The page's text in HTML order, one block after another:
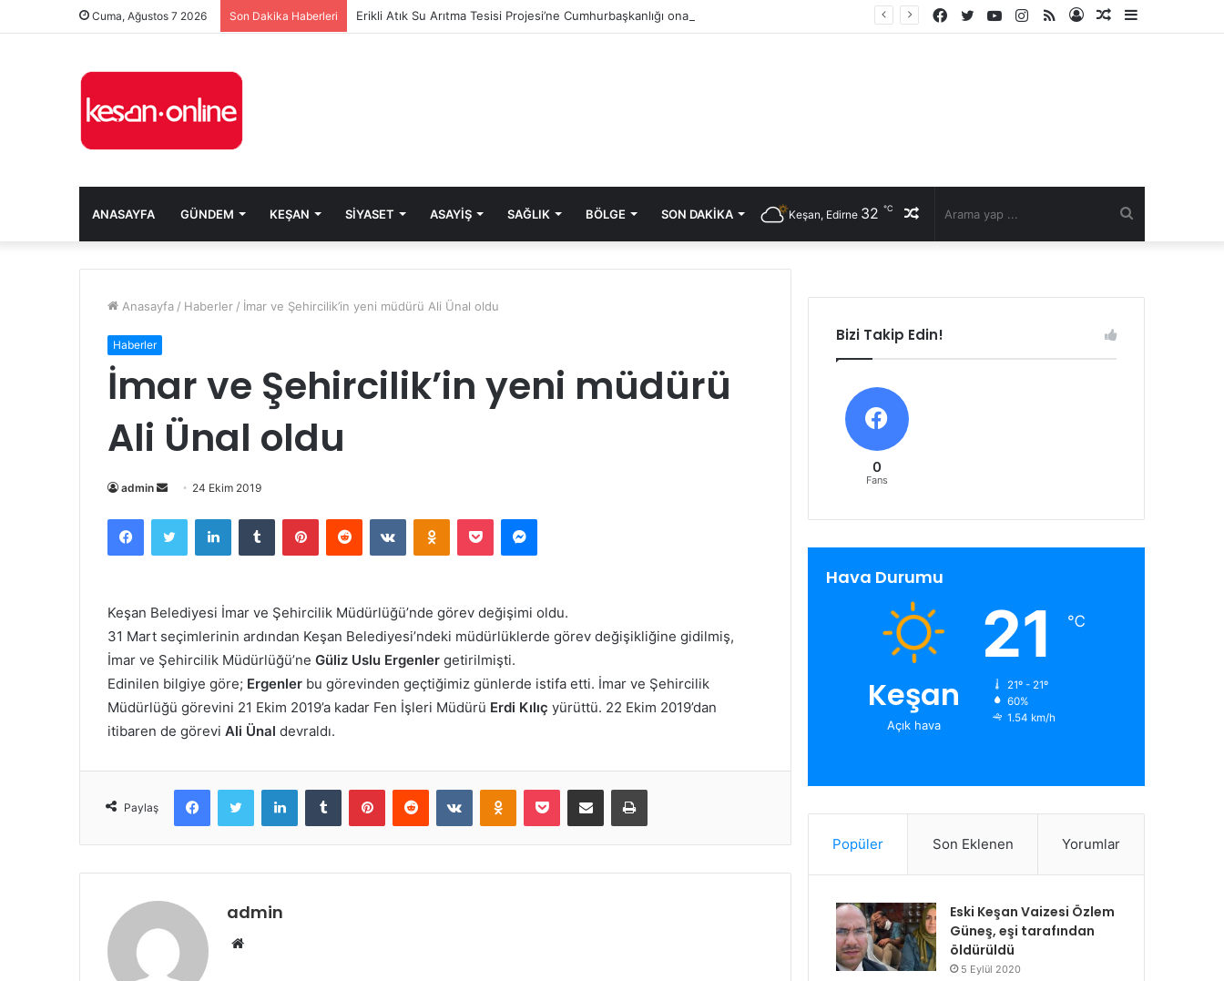
Cuma, Ağustos 7 2026 Son Dakika Haberleri Erikli Atık Su Arıtma Tesisi Projesi’ne Cumhurbaşkanlığı onayı
Kenar
Rastgele
Kayıt
RSS
Instagram
YouTube
Twitter
Facebook
ANASAYFA GÜNDEM KEŞAN SIYASET ASAYIŞ SAĞLIK BÖLGE SON DAKIKA Rastgele
Keşan, Edirne 32 ℃
Anasayfa / Haberler / İmar ve Şehircilik’in yeni müdürü Ali Ünal oldu
Haberler
İmar ve Şehircilik’in yeni müdürü
Ali Ünal oldu
admin
Bir
posta
göndermek
24 Ekim 2019
FacebookTwitter LinkedInTumblr PinterestReddit VKontakteOdnoklassniki
Pocket Messenger
Keşan Belediyesi İmar ve Şehircilik Müdürlüğü’nde görev değişimi oldu.
31 Mart seçimlerinin ardından Keşan Belediyesi’ndeki müdürlüklerde görev değişikliğine gidilmiş,
İmar ve Şehircilik Müdürlüğü’ne Güliz Uslu Ergenler getirilmişti.
Edinilen bilgiye göre; Ergenler bu görevinden geçtiğimiz günlerde istifa etti. İmar ve Şehircilik
Müdürlüğü görevini 21 Ekim 2019’a kadar Fen İşleri Müdürü Erdi Kılıç yürüttü. 22 Ekim 2019’dan
itibaren de görevi Ali Ünal devraldı.
Paylaş
FacebookTwitter LinkedInTumblr PinterestReddit VKontakteOdnoklassniki
Pocket E-Posta ile paylaş Yazdır
admin
Web
Bizi Takip Edin!
0
Fans
Hava Durumu
Keşan
Açık hava
21 ℃
21º - 21º
60%
1.54 km/h
Popüler Son Eklenen Yorumlar
Eski Keşan Vaizesi Özlem
Güneş, eşi tarafından
öldürüldü
5 Eylül 2020